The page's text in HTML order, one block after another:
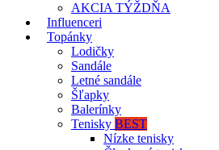
AKCIA TÝŽDŇA
Influenceri
Topánky
Lodičky
Sandále
Letné sandále
Šľapky
Balerínky
Tenisky BEST
Nízke tenisky